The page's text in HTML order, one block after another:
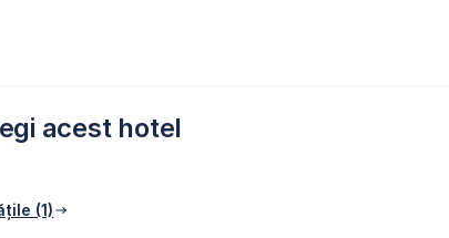
acest hotel
(1)